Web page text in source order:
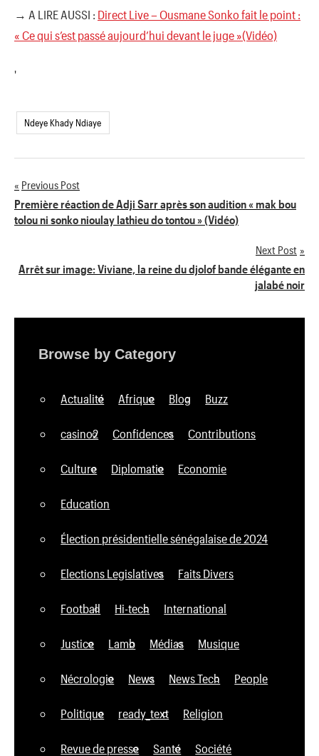
→ A LIRE AUSSI : Direct Live – Ousmane Sonko fait le point :
« Ce qui s’est passé aujourd’hui devant le juge »(Vidéo)
'
Ndeye Khady Ndiaye
Navigation
de
Previous Post
Première réaction de Adji Sarr après son audition « mak bou
tolou ni sonko nioulay lathieu do tontou » (Vidéo)
Next Post
Arrêt sur image: Viviane, la reine du djolof bande élégante en
jalabé noir
Browse by Category
Actualité Afrique Blog Buzz
casino2 Confidences Contributions
Culture Diplomatie Economie
Education
Élection présidentielle sénégalaise de 2024
Elections Legislatives Faits Divers
Football Hi-tech International
Justice Lamb Médias Musique
Nécrologie News News Tech People
Politique ready_text Religion
Revue de presse Santé Société